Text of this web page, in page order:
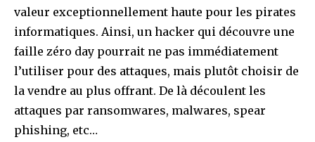
valeur exceptionnellement haute pour les pirates
informatiques. Ainsi, un hacker qui découvre une
faille zéro day pourrait ne pas immédiatement
l’utiliser pour des attaques, mais plutôt choisir de
la vendre au plus offrant. De là découlent les
attaques par ransomwares, malwares, spear
phishing, etc…